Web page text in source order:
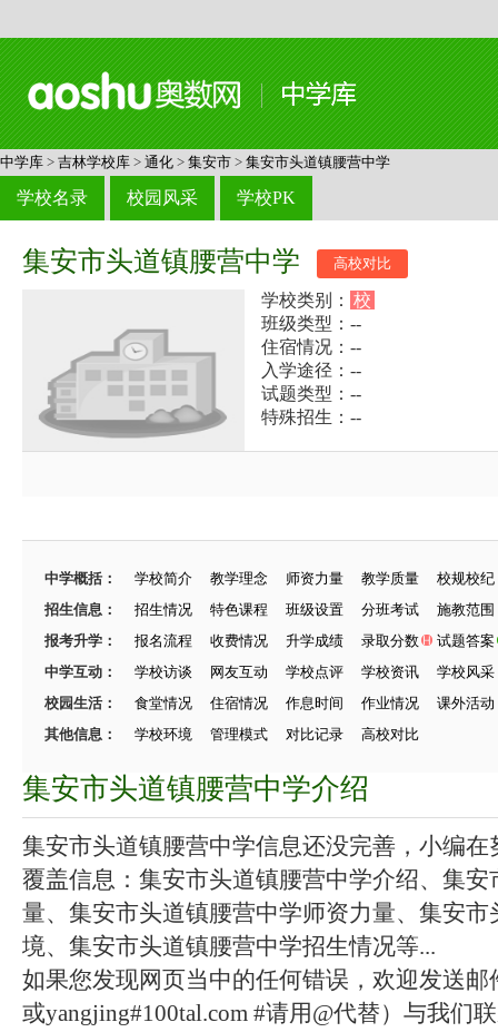
中学库 > 吉林学校库 > 通化 > 集安市 > 集安市头道镇腰营中学
学校名录 校园风采 学校PK
集安市头道镇腰营中学 高校对比
学校类别： 校
班级类型：--
住宿情况：--
入学途径：--
试题类型：--
特殊招生：--
中学概括： 学校简介 教学理念 师资力量 教学质量
校规校纪
招生信息：
招生情况 特色课程 班级设置 分班考试
施教范围
报考升学：
报名流程 收费情况 升学成绩 录取分数
试题答案
中学互动：
学校访谈 网友互动 学校点评 学校资讯
学校风采
校园生活：
食堂情况 住宿情况 作息时间 作业情况
课外活动
其他信息：
学校环境 管理模式 对比记录 高校对比
集安市头道镇腰营中学介绍
集安市头道镇腰营中学信息还没完善，小编在
覆盖信息：集安市头道镇腰营中学介绍、集
量、集安市头道镇腰营中学师资力量、集安
境、集安市头道镇腰营中学招生情况等...
如果您发现网页当中的任何错误，欢迎发送邮
或yangjing#100tal.com #请用@代替）与我们